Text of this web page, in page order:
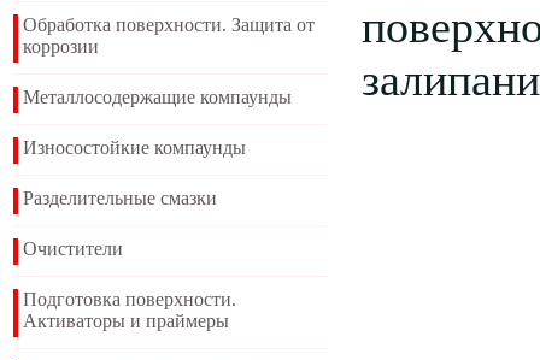
Обработка поверхности. Защита от
коррозии
Металлосодержащие компаунды
Износостойкие компаунды
Разделительные смазки
Очистители
Подготовка поверхности.
Активаторы и праймеры